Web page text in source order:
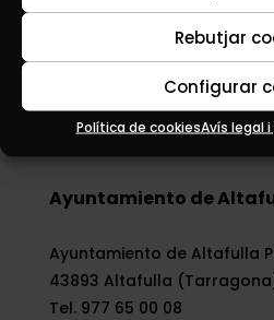
Rebutjar
Configurar
Política de cookiesAvís legal
Policía Local: 977 650 280
Ambulancia: 112
CAP Altafulla: 977 656 07
turisme@altafulla.cat
Ayuntamiento de
Ayuntamiento de Altafulla
43893 Altafulla
Tel. 977 65 00 08